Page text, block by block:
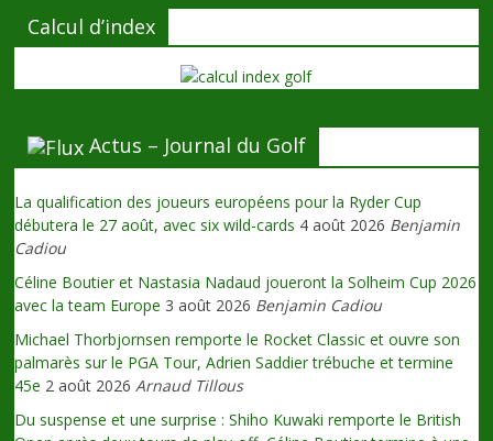
Calcul d’index
Actus – Journal du Golf
La qualification des joueurs européens pour la Ryder Cup
débutera le 27 août, avec six wild-cards 4 août 2026 Benjamin
Cadiou
Céline Boutier et Nastasia Nadaud joueront la Solheim Cup 2026
avec la team Europe 3 août 2026 Benjamin Cadiou
Michael Thorbjornsen remporte le Rocket Classic et ouvre son
palmarès sur le PGA Tour, Adrien Saddier trébuche et termine
45e 2 août 2026 Arnaud Tillous
Du suspense et une surprise : Shiho Kuwaki remporte le British